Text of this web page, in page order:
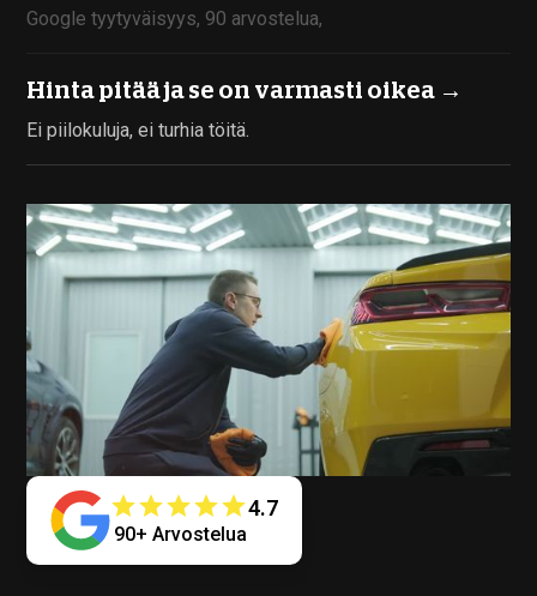
Google tyytyväisyys, 90 arvostelua,
Hinta pitää ja se on varmasti oikea →
Ei piilokuluja, ei turhia töitä.
4.7
90+ Arvostelua